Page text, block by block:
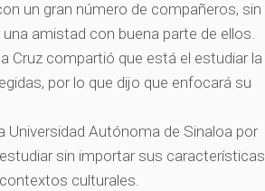
un gran número de compañeros, sin
amistad con buena parte de ellos.
Cruz compartió que está el estudiar la
por lo que dijo que enfocará su
Universidad Autónoma de Sinaloa por
sin importar sus características
culturales.